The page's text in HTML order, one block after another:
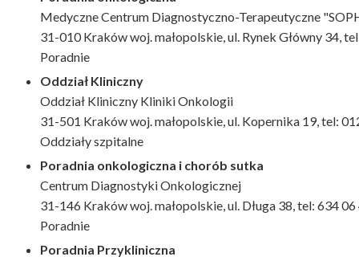
Medyczne Centrum Diagnostyczno-Terapeutyczne
31-010 Kraków woj. małopolskie, ul. Rynek Główny 34,
Poradnie
Oddział Kliniczny
Oddział Kliniczny Kliniki Onkologii
31-501 Kraków woj. małopolskie, ul. Kopernika 19, tel:
Oddziały szpitalne
Poradnia onkologiczna i chorób sutka
Centrum Diagnostyki Onkologicznej
31-146 Kraków woj. małopolskie, ul. Długa 38, tel: 634 06
Poradnie
Poradnia Przykliniczna